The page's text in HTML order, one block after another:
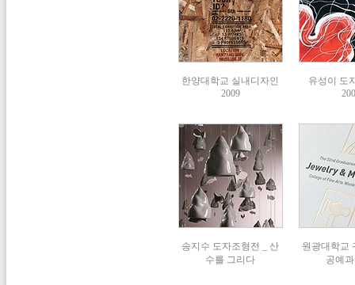
한양대학교 실내디자인
2009
유성이 도
송지수 도자조형전 _ 산
수를 그리다
원광대학교
공예